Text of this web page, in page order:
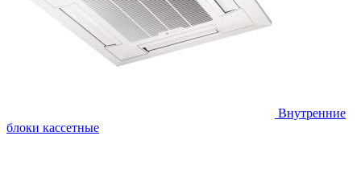
Внутренние
блоки кассетные